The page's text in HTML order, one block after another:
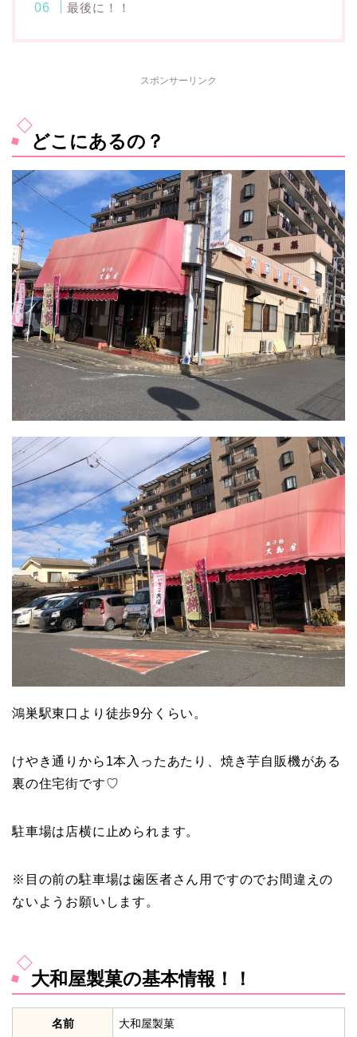
最後に！！
スポンサーリンク
どこにあるの？
鴻巣駅東口より徒歩9分くらい。
けやき通りから1本入ったあたり、焼き芋自販機がある
裏の住宅街です♡
駐車場は店横に止められます。
※目の前の駐車場は歯医者さん用ですのでお間違えの
ないようお願いします。
大和屋製菓の基本情報！！
名前 大和屋製菓